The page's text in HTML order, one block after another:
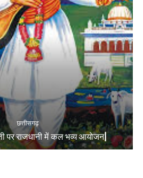
छत्तीसगढ़
पर राजधानी में कल भव्य आयोजन|